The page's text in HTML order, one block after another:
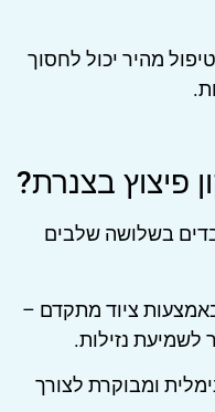
מהיר יכול לחסוך
פיצוץ בצנרת?
בשלושה שלבים
ציוד מתקדם –
נזילות.
ומבוקרת לצורך